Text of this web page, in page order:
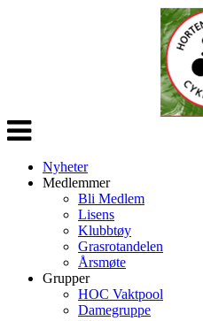
Veksle
navigasjon
Nyheter
Medlemmer
Bli Medlem
Lisens
Klubbtøy
Grasrotandelen
Årsmøte
Grupper
HOC Vaktpool
Damegruppe